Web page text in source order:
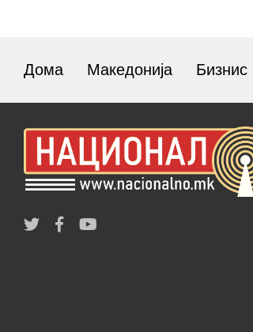
Дома Македонија Бизнис